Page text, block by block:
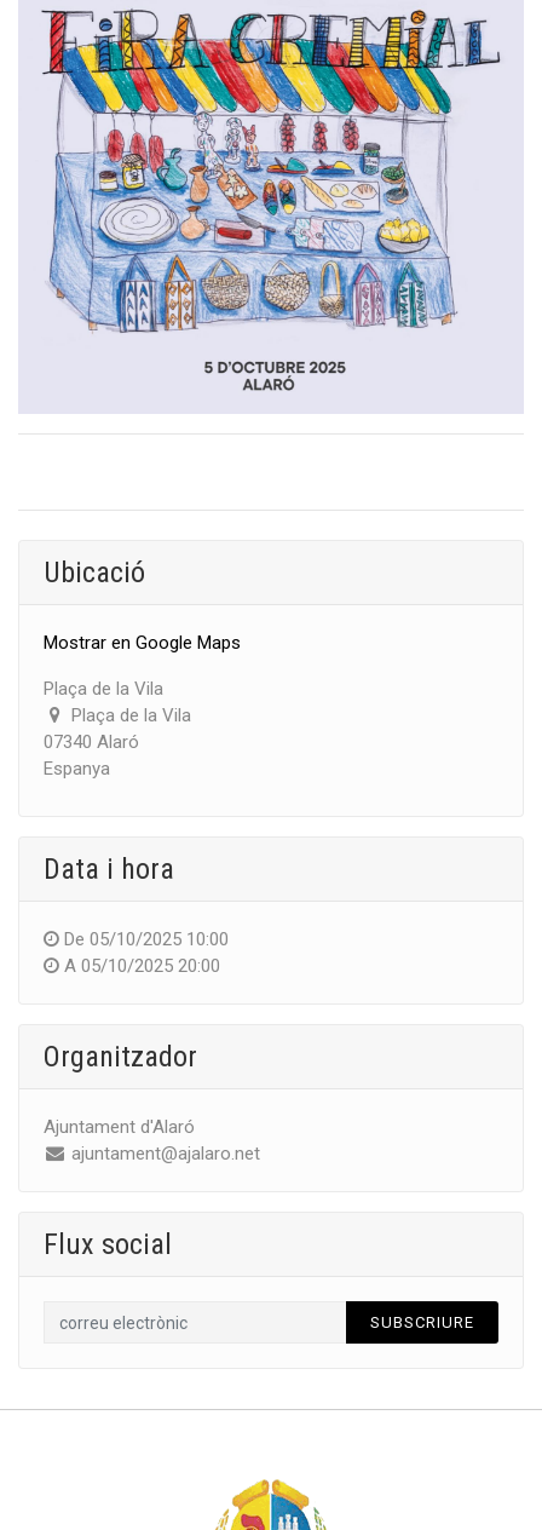
Ubicació
Mostrar en Google Maps
Plaça de la Vila
Plaça de la Vila
07340 Alaró
Espanya
Data i hora
De 05/10/2025 10:00
A 05/10/2025 20:00
Organitzador
Ajuntament d'Alaró
ajuntament@ajalaro.net
Flux social
SUBSCRIURE